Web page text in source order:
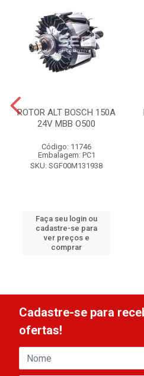
ROTOR ALT BOSCH 150A
24V MBB O500
Código: 11746
Embalagem: PC1
SKU: SGF00M131938
Faça seu login ou
cadastre-se para
ver preços e
comprar
Cadastre-se para
ofertas!